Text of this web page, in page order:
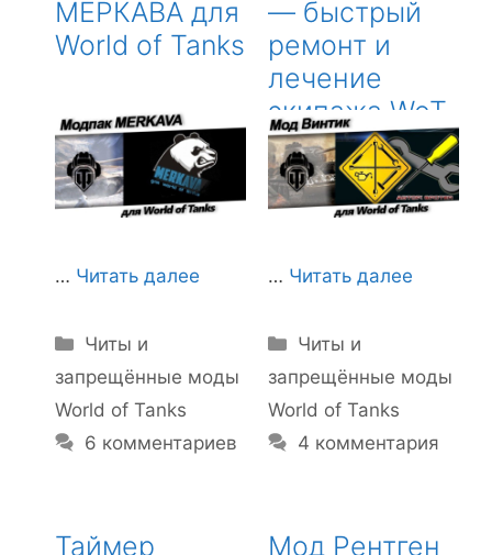
МЕРКАВА для
World of Tanks
… Читать далее
Рубрики
Читы и
запрещённые моды
World of Tanks
6 комментариев
— быстрый
ремонт и
лечение
экипажа WoT
… Читать далее
Рубрики
Читы и
запрещённые моды
World of Tanks
4 комментария
Таймер
Мод Рентген